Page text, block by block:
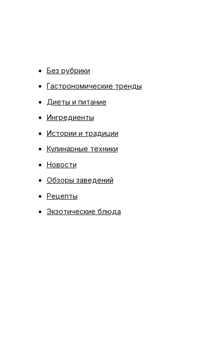
Без рубрики
Гастрономические тренды
Диеты и питание
Ингредиенты
Истории и традиции
Кулинарные техники
Новости
Обзоры заведений
Рецепты
Экзотические блюда